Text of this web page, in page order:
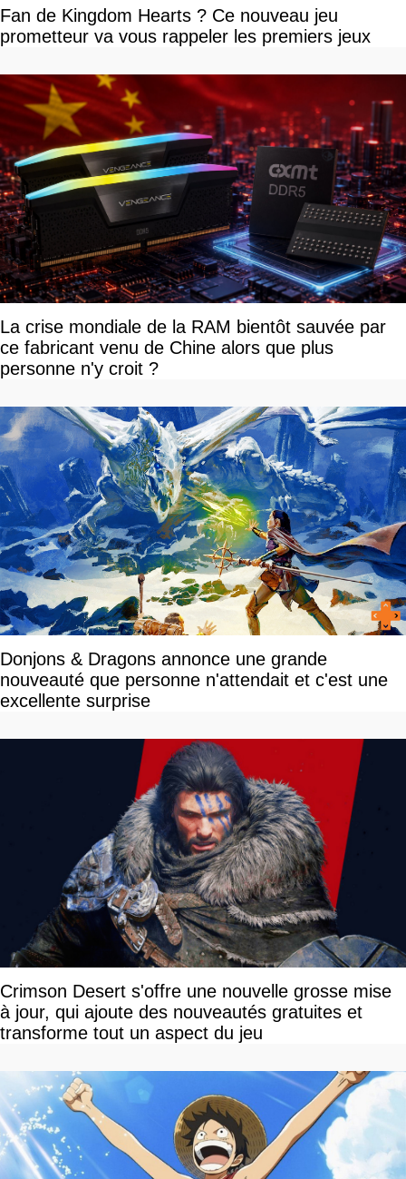
Fan de Kingdom Hearts ? Ce nouveau jeu
prometteur va vous rappeler les premiers jeux
La crise mondiale de la RAM bientôt sauvée par
ce fabricant venu de Chine alors que plus
personne n'y croit ?
Donjons & Dragons annonce une grande
nouveauté que personne n'attendait et c'est une
excellente surprise
Crimson Desert s'offre une nouvelle grosse mise
à jour, qui ajoute des nouveautés gratuites et
transforme tout un aspect du jeu